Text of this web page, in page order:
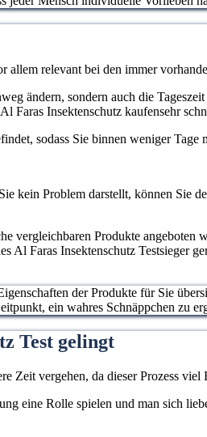
relevant bei den immer
ändern, sondern auch die
Faras Insektenschutz kaufensehr
sodass Sie binnen weniger
kein Problem darstellt, können Sie
vergleichbaren Produkte
Faras Insektenschutz Testsieger
der Produkte für Sie
ein wahres Schnäppchen zu
Test gelingt
vergehen, da dieser Prozess
eine Rolle spielen und man sich